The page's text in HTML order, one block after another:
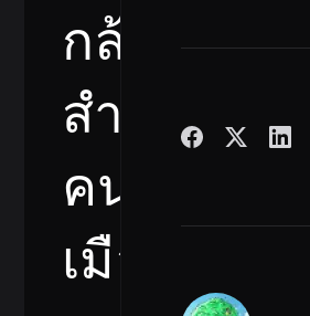
กล้า
สำหรับ
คน
เมือง